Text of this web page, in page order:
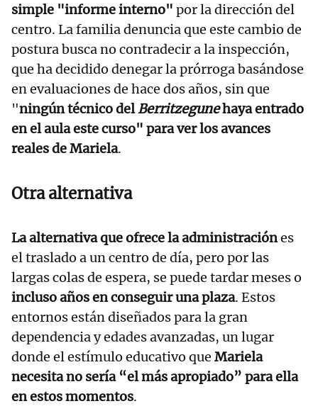
simple "informe interno" por la dirección del
centro. La familia denuncia que este cambio de
postura busca no contradecir a la inspección,
que ha decidido denegar la prórroga basándose
en evaluaciones de hace dos años, sin que
"ningún técnico delBerritzegunehaya entrado
en el aula este curso" para ver los avances
reales de Mariela.
Otra alternativa
La alternativa que ofrece la administraciónes
el traslado a un centro de día, pero por las
largas colas de espera, se puede tardar meses o
incluso años en conseguir una plaza. Estos
entornos están diseñados para la gran
dependencia y edades avanzadas, un lugar
donde el estímulo educativo que Mariela
necesita no sería “el más apropiado” para ella
en estos momentos.